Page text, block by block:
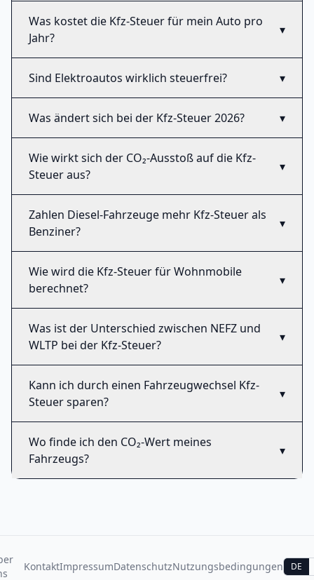
Was kostet die Kfz-Steuer für mein Auto pro
Jahr?
▾
Sind Elektroautos wirklich steuerfrei? ▾
Was ändert sich bei der Kfz-Steuer 2026? ▾
Wie wirkt sich der CO₂-Ausstoß auf die Kfz-
Steuer aus?
▾
Zahlen Diesel-Fahrzeuge mehr Kfz-Steuer als
Benziner?
▾
Wie wird die Kfz-Steuer für Wohnmobile
berechnet?
▾
Was ist der Unterschied zwischen NEFZ und
WLTP bei der Kfz-Steuer?
▾
Kann ich durch einen Fahrzeugwechsel Kfz-
Steuer sparen?
▾
Wo finde ich den CO₂-Wert meines
Fahrzeugs?
▾
KontaktImpressumDatenschutzNutzungsbedingungen DE